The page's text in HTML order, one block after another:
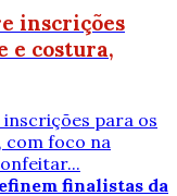
inscrições
e costura,
inscrições para os
foco na